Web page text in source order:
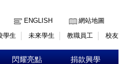
ENGLISH
網站地圖
學生
未來學生 教職員工 校友
閃耀亮點 捐款興學